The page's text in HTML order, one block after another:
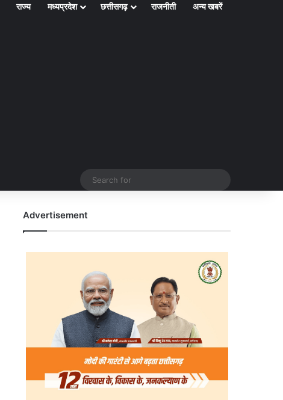
राज्य मध्यप्रदेश छत्तीसगढ़ राजनीती अन्य खबरें
Advertisement